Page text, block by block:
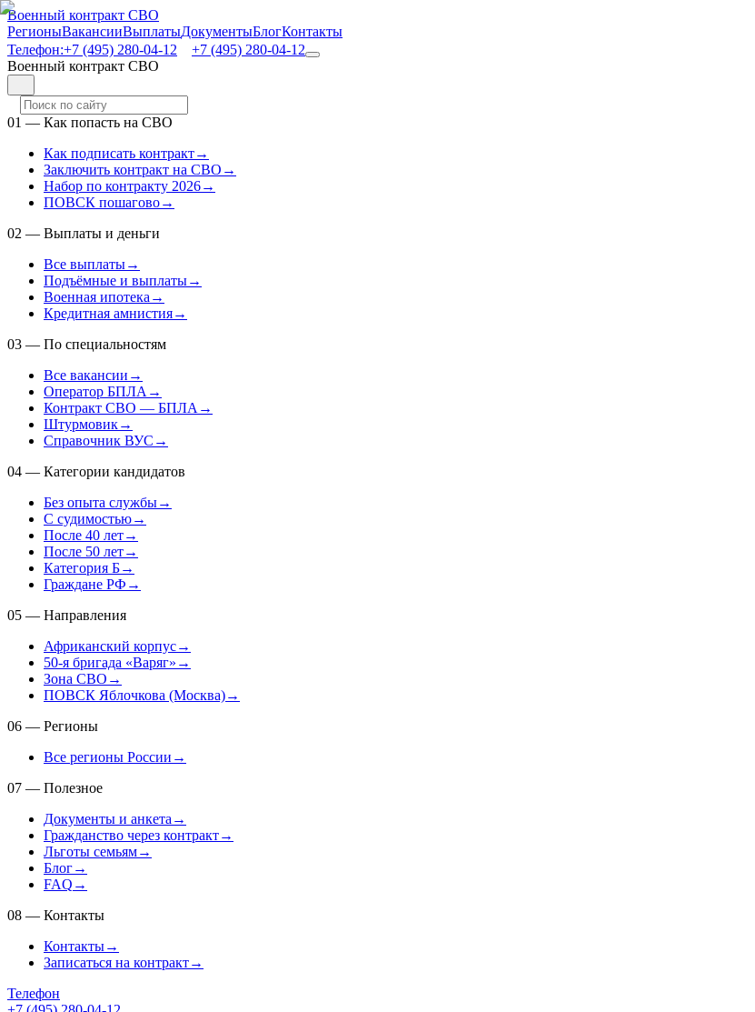
Военный контракт СВО
РегионыВакансииВыплатыДокументыБлогКонтакты
Телефон:+7 (495) 280-04-12
+7 (495) 280-04-12
Военный контракт СВО
01 — Как попасть на СВО
Как подписать контракт→
Заключить контракт на СВО →
Набор по контракту 2026→
ПОВСК пошагово→
02 — Выплаты и деньги
Все выплаты→
Подъёмные и выплаты→
Военная ипотека →
Кредитная амнистия→
03 — По специальностям
Все вакансии →
Оператор БПЛА →
Контракт СВО — БПЛА →
Штурмовик→
Справочник ВУС →
04 — Категории кандидатов
Без опыта службы→
С судимостью→
После 40 лет→
После 50 лет→
Категория Б→
Граждане РФ →
05 — Направления
Африканский корпус→
50-я бригада «Варяг» →
Зона СВО →
ПОВСК Яблочкова (Москва)→
06 — Регионы
Все регионы России →
07 — Полезное
Документы и анкета →
Гражданство через контракт→
Льготы семьям→
Блог→
FAQ →
08 — Контакты
Контакты→
Записаться на контракт→
Телефон